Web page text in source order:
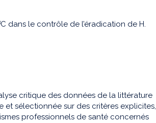
C dans le contrôle de l’éradication de H.
critique des données de la littérature
sélectionnée sur des critères explicites,
professionnels de santé concernés